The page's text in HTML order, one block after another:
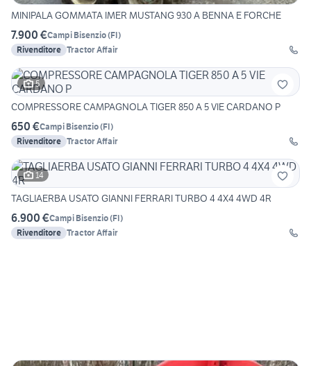
MINIPALA GOMMATA IMER MUSTANG 930 A BENNA E FORCHE
7.900 €Campi Bisenzio(FI)
Rivenditore Tractor Affair
5
COMPRESSORE CAMPAGNOLA TIGER 850 A 5 VIE CARDANO P
650 €Campi Bisenzio(FI)
Rivenditore Tractor Affair
14
TAGLIAERBA USATO GIANNI FERRARI TURBO 4 4X4 4WD 4R
6.900 €Campi Bisenzio(FI)
Rivenditore Tractor Affair